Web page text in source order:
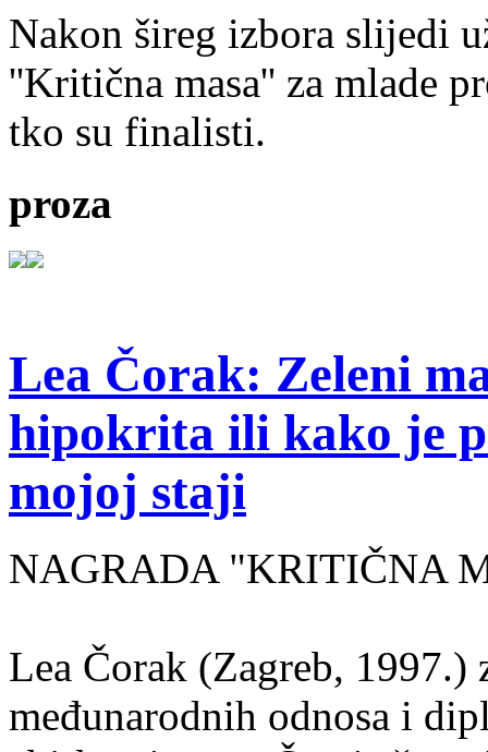
Nakon šireg izbora slijedi
''Kritična masa'' za mlade
tko su finalisti.
proza
Lea Čorak: Zeleni
hipokrita ili kako je
mojoj staji
NAGRADA "KRITIČNA
Lea Čorak (Zagreb,
međunarodnih odnosa i